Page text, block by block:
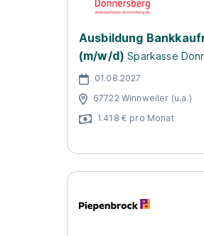
Ausbildung
(m/w/d)Sparkasse
01.08.2027
67722 Winnweiler (u.a.)
1.418 € pro Monat